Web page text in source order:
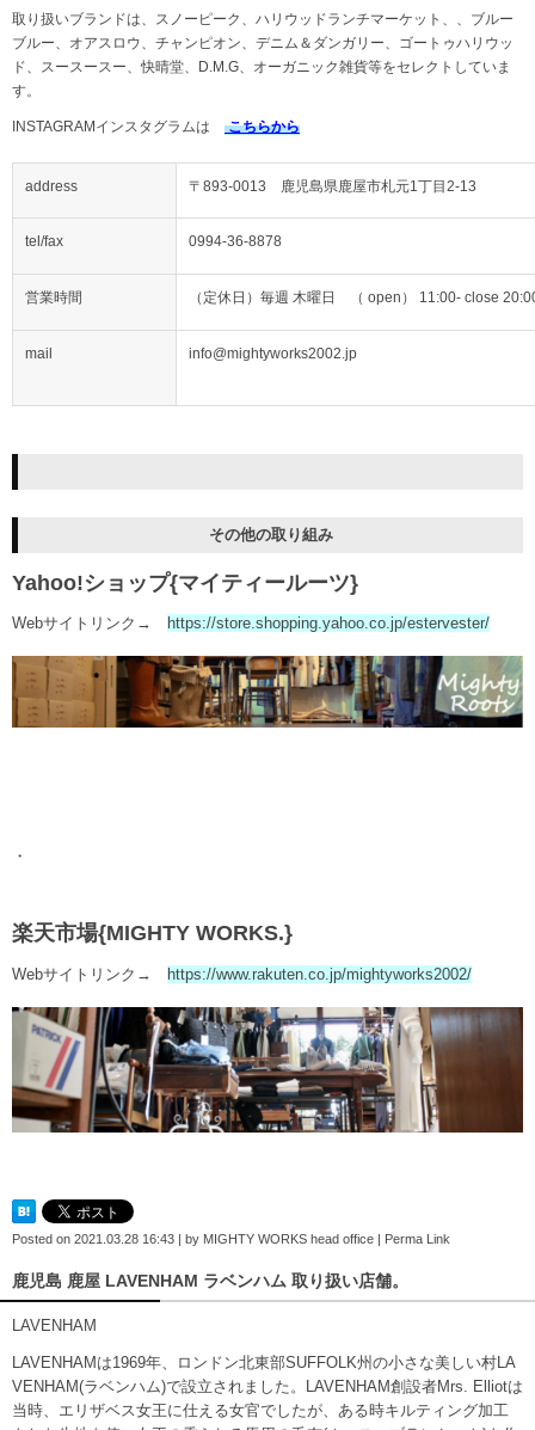
取り扱いブランドは、スノーピーク、ハリウッドランチマーケット、、ブルー
ブルー、オアスロウ、チャンピオン、デニム＆ダンガリー、ゴートゥハリウッ
ド、スースースー、快晴堂、D.M.G、オーガニック雑貨等をセレクトしていま
す。
INSTAGRAMインスタグラムは こちらから
address 〒893-0013 鹿児島県鹿屋市札元1丁目2-13
tel/fax 0994-36-8878
営業時間 （定休日）毎週 木曜日 （ open） 11:00- close
mail info@mightyworks2002.jp
その他の取り組み
Yahoo!ショップ{マイティールーツ}
Webサイトリンク→ https://store.shopping.yahoo.co.jp/estervester/
・
楽天市場{MIGHTY WORKS.}
Webサイトリンク→ https://www.rakuten.co.jp/mightyworks2002/
Posted on 2021.03.28 16:43 | by MIGHTY WORKS head office | Perma Link
鹿児島 鹿屋 LAVENHAM ラベンハム 取り扱い店舗。
LAVENHAM
LAVENHAMは1969年、ロンドン北東部SUFFOLK州の小さな美しい村LA
VENHAM(ラベンハム)で設立されました。LAVENHAM創設者Mrs. Elliotは
当時、エリザベス女王に仕える女官でしたが、ある時キルティング加工